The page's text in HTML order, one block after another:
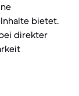
bietet.
direkter